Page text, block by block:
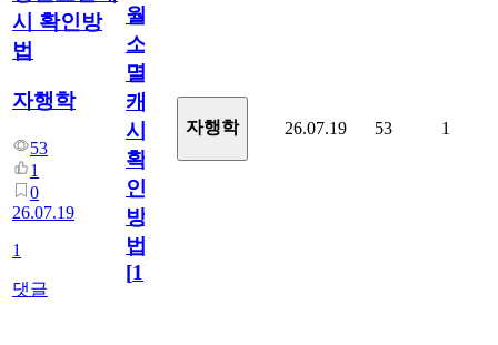
시 확인방
법
자행학
53
1
0
26.07.19
1
댓글
월
소
멸
캐
시
확
인
방
법
[1]
자행학 26.07.19 53 1